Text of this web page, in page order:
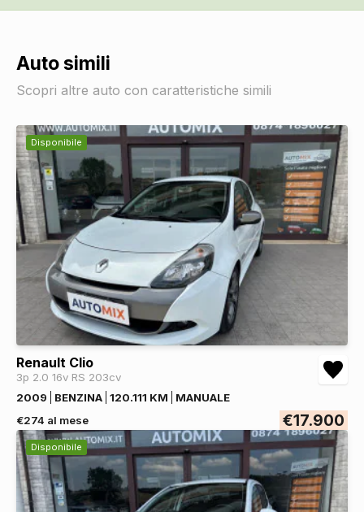
Auto simili
Scopri altre auto con caratteristiche simili
Disponibile
Renault Clio
3p 2.0 16v RS 203cv
2009
BENZINA 120.111 KM
MANUALE
€274 al mese
€17.900
Disponibile